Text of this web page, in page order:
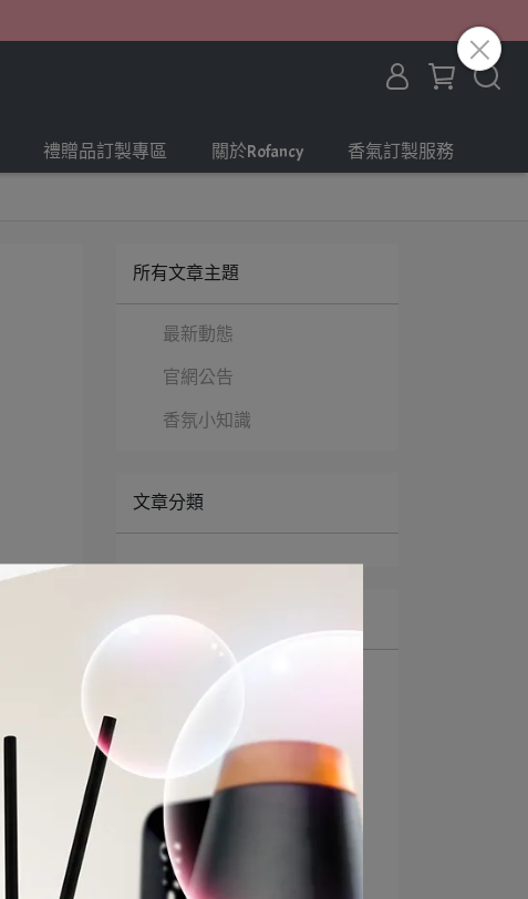
禮贈品訂製專區 關於Rofancy 香氣訂製服務
所有文章主題
最新動態
官網公告
香氛小知識
文章分類
最新動態
【汽車美容香氣合作】
2026-08-03